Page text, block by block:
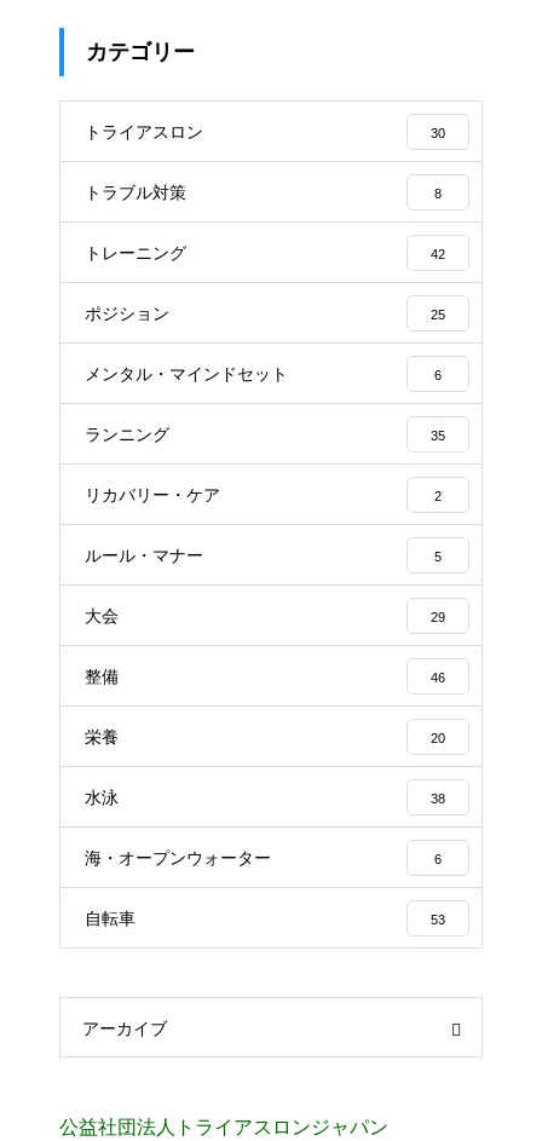
カテゴリー
トライアスロン 30
トラブル対策 8
トレーニング 42
ポジション 25
メンタル・マインドセット 6
ランニング 35
リカバリー・ケア 2
ルール・マナー 5
大会 29
整備 46
栄養 20
水泳 38
海・オープンウォーター 6
自転車 53
アーカイブ
公益社団法人トライアスロンジャパン